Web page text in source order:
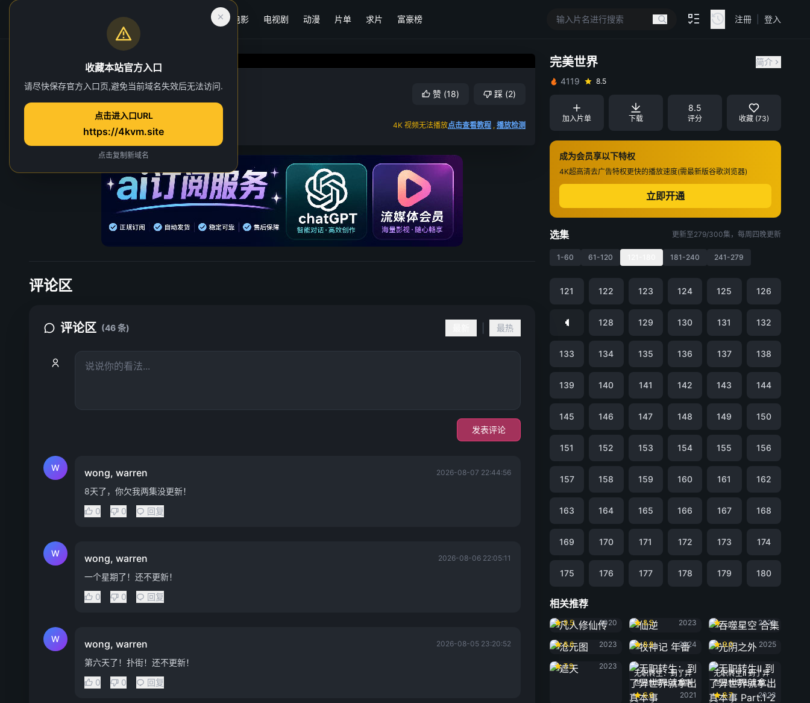
首页 电影 电视剧 动漫 片单 求片 富豪榜 注冊 登入
完美世界
第 127 集
赞 (18) 踩 (2)
4K 视频无法播放点击查看教程 , 播放检测
完美世界
简介
4119
8.5
加入片单 下载
8.5
评分 收藏 (73)
成为会员享以下特权
4K超高清去广告特权更快的播放速度(需最新版谷歌浏览器)
立即开通
选集 更新至279/300集，每周四晚更新
1-60 61-120 181-240 241-279
121 122 123 124 125 126
128 129 130 131 132
133 134 135 136 137 138
139 140 141 142 143 144
145 146 147 148 149 150
151 152 153 154 155 156
157 158 159 160 161 162
163 164 165 166 167 168
169 170 171 172 173 174
175 176 177 178 179 180
相关推荐
凡人修仙传
9.5
2020
8.5
2023
2020
沧元图
8.6
2023
牧神记 年番
8.8
2024
光阴之外
9.0
2025
遮天
7.9
2023
无职转生：到了异
世界就拿出真本事
6.6
2021
无职转生Ⅱ 到了异
世界就拿出真本事
Part.1-2
8.7
2023
评论区
评论区 (46 条) 最热
发表评论
W wong, warren 2026-08-07 22:44:56
8天了，你欠我两集没更新！
0
0 回复
W wong, warren 2026-08-06 22:05:11
一个星期了！还不更新！
0
0 回复
W wong, warren 2026-08-05 23:20:52
第六天了！扑街！还不更新！
0
0 回复
收藏本站官方入口
请尽快保存官方入口页,避免当前域名失效后无法访问.
点击进入口URL
https://4kvm.site
点击复制新域名